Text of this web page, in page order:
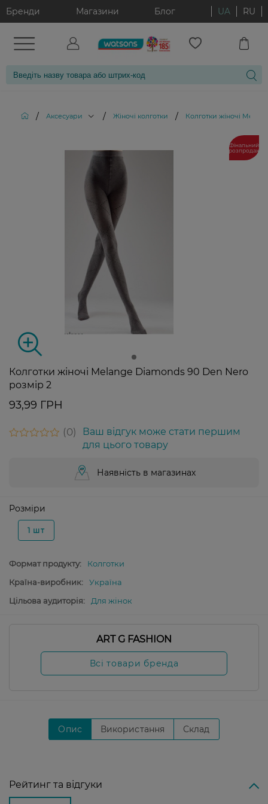
Бренди Магазини Блог UA RU
/ Аксесуари / Жіночі колготки / Колготки жіночі
Фінальний
розпродаж
Колготки жіночі Melange Diamonds 90 Den Nero
розмір 2
93,99 ГРН
0
Ваш відгук може стати першим
для цього товару
Наявність в магазинах
Розміри
1 шт
Формат продукту:
Колготки
Країна-виробник:
Україна
Цільова аудиторія:
Для жінок
ART G FASHION
Всі товари бренда
Опис Використання Склад
Рейтинг та відгуки